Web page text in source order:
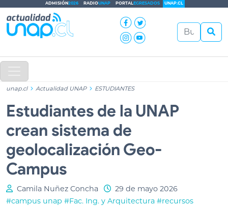
ADMISIÓN2026 RADIOUNAP PORTALEGRESADOS UNAP.CL
unap.cl Actualidad UNAP ESTUDIANTES
Estudiantes de la UNAP
crean sistema de
geolocalización Geo-
Campus
Camila Nuñez Concha
29 de mayo 2026
#campus unap #Fac. Ing. y Arquitectura #recursos